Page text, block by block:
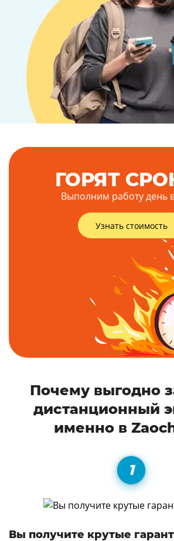
ГОРЯТ
Выполним работу день
Узнать стоимость
Почему выгодно
дистанционный
именно в
Вы получите крутые